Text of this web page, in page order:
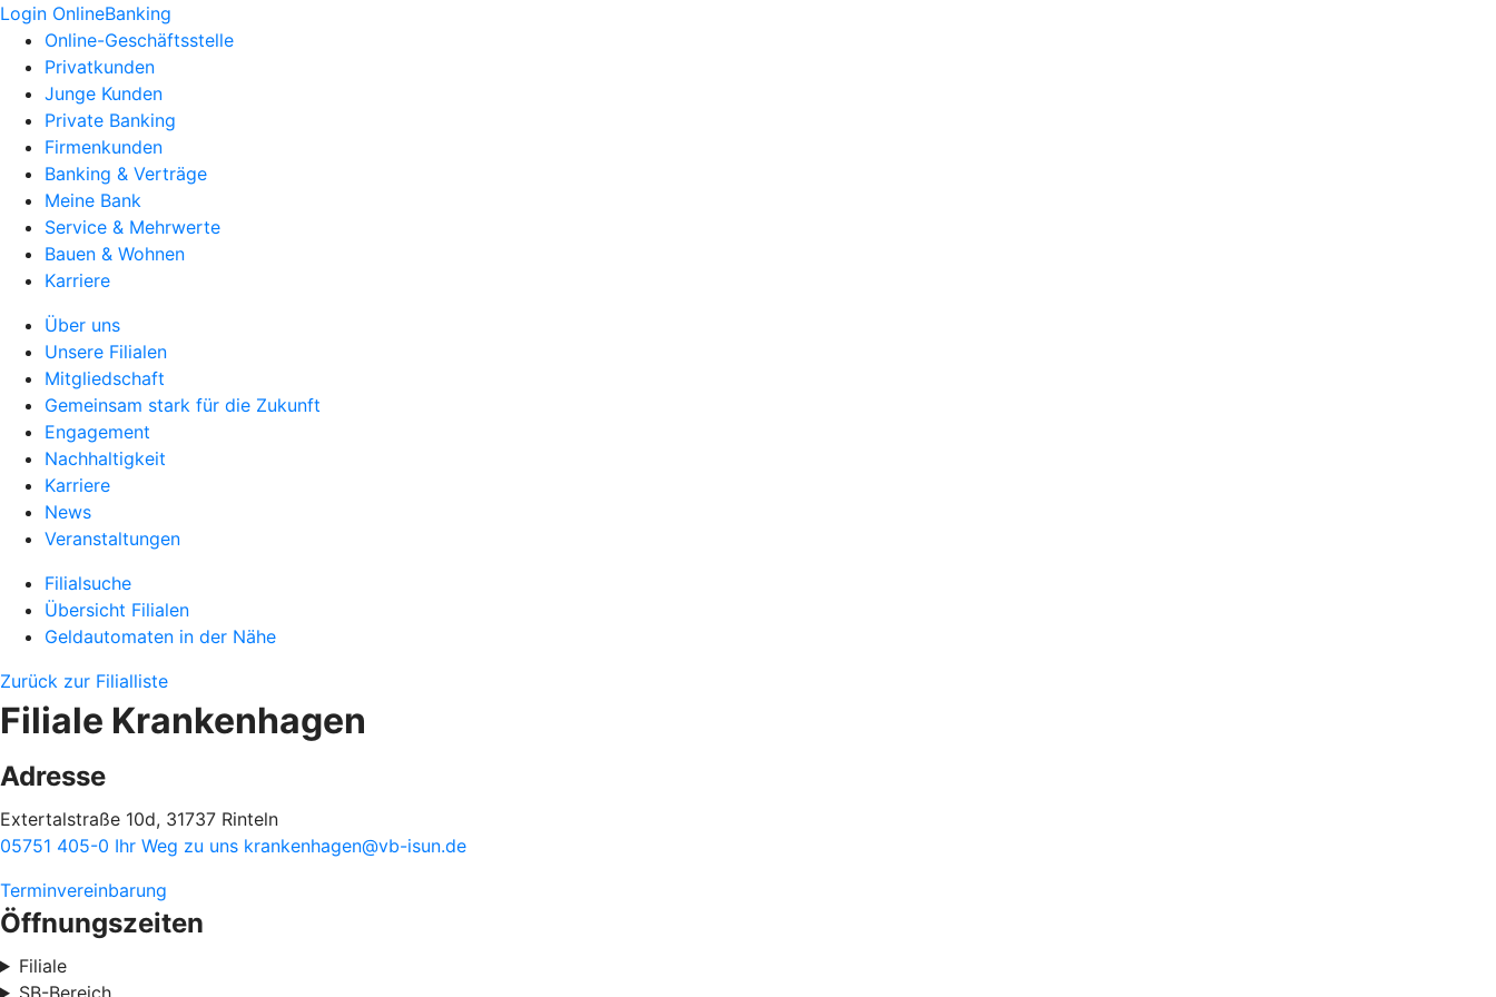
Login OnlineBanking
Online-Geschäftsstelle
Privatkunden
Junge Kunden
Private Banking
Firmenkunden
Banking & Verträge
Meine Bank
Service & Mehrwerte
Bauen & Wohnen
Karriere
Über uns
Unsere Filialen
Mitgliedschaft
Gemeinsam stark für die Zukunft
Engagement
Nachhaltigkeit
Karriere
News
Veranstaltungen
Filialsuche
Übersicht Filialen
Geldautomaten in der Nähe
Zurück zur Filialliste
Filiale Krankenhagen
Adresse
Extertalstraße 10d, 31737 Rinteln
05751 405-0 Ihr Weg zu uns krankenhagen@vb-isun.de
Terminvereinbarung
Öffnungszeiten
Filiale
SB-Bereich